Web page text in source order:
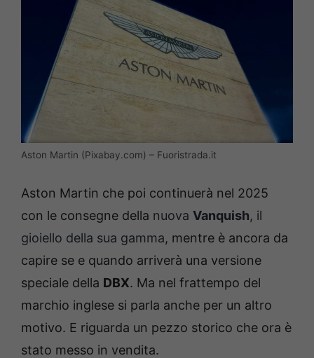
Aston Martin (Pixabay.com) – Fuoristrada.it
Aston Martin che poi continuerà nel 2025
con le consegne della nuova Vanquish, il
gioiello della sua gamma, mentre è ancora da
capire se e quando arriverà una versione
speciale della DBX. Ma nel frattempo del
marchio inglese si parla anche per un altro
motivo. E riguarda un pezzo storico che ora è
stato messo in vendita.